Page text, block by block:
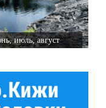
июль, август